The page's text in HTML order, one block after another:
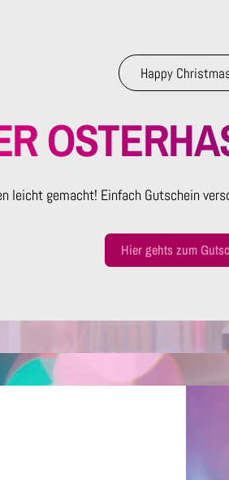
Happy
leicht gemacht! Einfach Gutschein
Hier gehts zum